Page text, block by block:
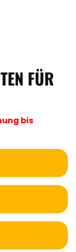
FÜR
bis